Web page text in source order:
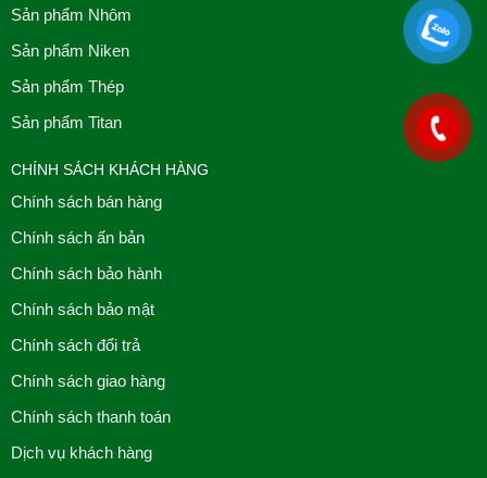
Sản phẩm Nhôm
Sản phẩm Niken
Sản phẩm Thép
Sản phẩm Titan
CHÍNH SÁCH KHÁCH HÀNG
Chính sách bán hàng
Chính sách ấn bản
Chính sách bảo hành
Chính sách bảo mật
Chính sách đổi trả
Chính sách giao hàng
Chính sách thanh toán
Dịch vụ khách hàng